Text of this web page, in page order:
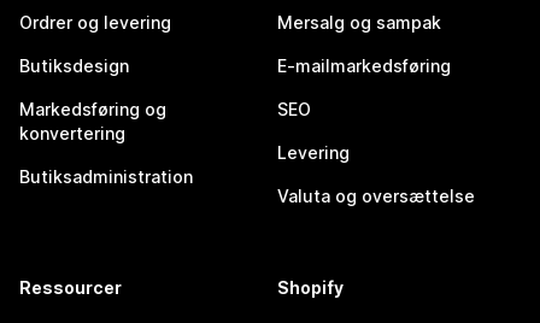
Ordrer og levering
Butiksdesign
Markedsføring og
konvertering
Butiksadministration
Mersalg og sampak
E-mailmarkedsføring
SEO
Levering
Valuta og oversættelse
Ressourcer Shopify